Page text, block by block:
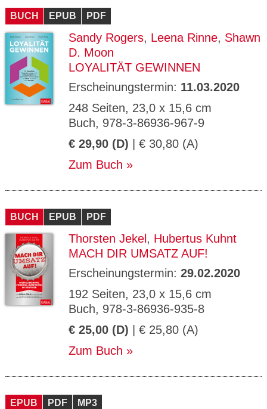
BUCH EPUB PDF
Sandy Rogers, Leena Rinne, Shawn
D. Moon
LOYALITÄT GEWINNEN
Erscheinungstermin: 11.03.2020
248 Seiten, 23,0 x 15,6 cm
Buch, 978-3-86936-967-9
€ 29,90 (D) | € 30,80 (A)
Zum Buch
BUCH EPUB PDF
Thorsten Jekel , Hubertus Kuhnt
MACH DIR UMSATZ AUF!
Erscheinungstermin: 29.02.2020
192 Seiten, 23,0 x 15,6 cm
Buch, 978-3-86936-935-8
€ 25,00 (D) | € 25,80 (A)
Zum Buch
EPUB PDF MP3